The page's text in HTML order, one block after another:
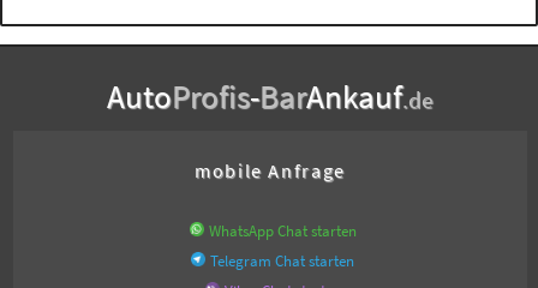
AutoProfis-BarAnkauf.de
mobile Anfrage
WhatsApp Chat starten
Telegram Chat starten